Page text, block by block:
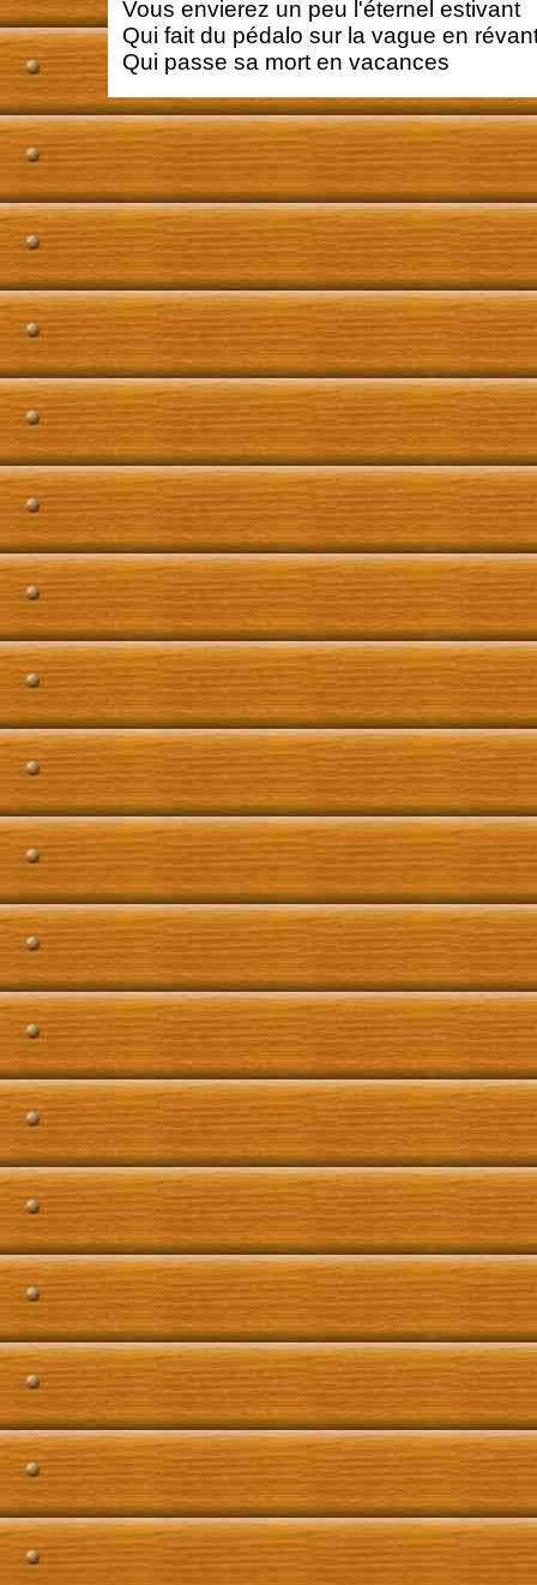
Vous envierez un peu l'éternel estivant
Qui fait du pédalo sur la vague en
Qui passe sa mort en vacances